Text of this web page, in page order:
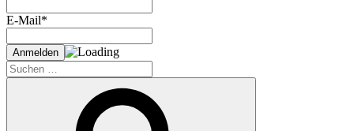
E-Mail*
Suche
nach: